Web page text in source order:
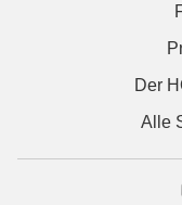
Der
Alle